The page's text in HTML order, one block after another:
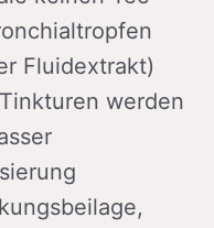
Fluidextrakt)
werden